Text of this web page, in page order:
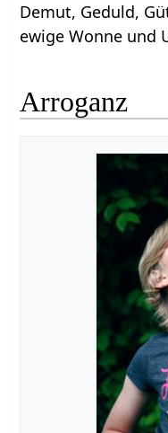
Demut, Geduld,
ewige Wonne und
Arroganz